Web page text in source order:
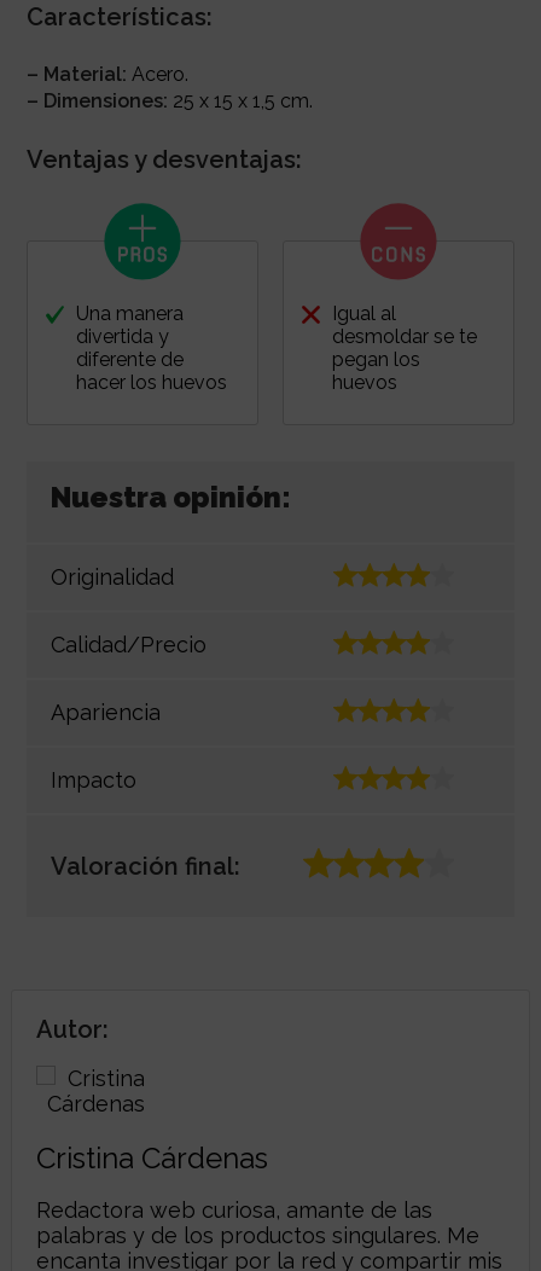
Características:
– Material: Acero.
– Dimensiones: 25 x 15 x 1,5 cm.
Ventajas y desventajas:
Una manera
divertida y
diferente de
hacer los huevos
Igual al
desmoldar se te
pegan los
huevos
Nuestra opinión:
Originalidad
Calidad/Precio
Apariencia
Impacto
Valoración final:
Autor:
Cristina Cárdenas
Redactora web curiosa, amante de las
palabras y de los productos singulares. Me
encanta investigar por la red y compartir mis